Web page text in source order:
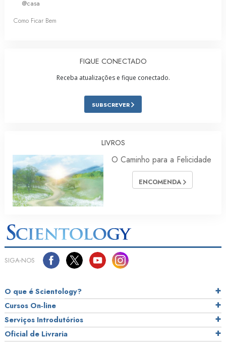
@casa
Como Ficar Bem
FIQUE CONECTADO
Receba atualizações e fique conectado.
SUBSCREVER
LIVROS
O Caminho para a Felicidade
ENCOMENDA
SIGA‑NOS
O que é Scientology?
Cursos On‑line
Serviços Introdutórios
Oficial de Livraria